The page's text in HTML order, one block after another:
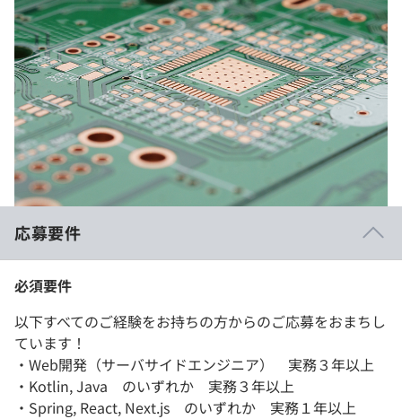
応募要件
必須要件
以下すべてのご経験をお持ちの方からのご応募をおまちし
ています！
・Web開発（サーバサイドエンジニア） 実務３年以上
・Kotlin, Java のいずれか 実務３年以上
・Spring, React, Next.js のいずれか 実務１年以上